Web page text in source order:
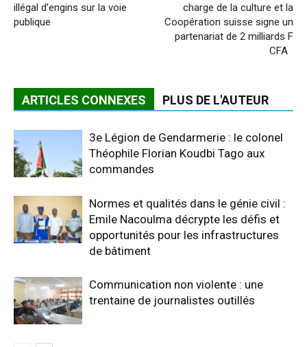
illégal d’engins sur la voie
publique
charge de la culture et la
Coopération suisse signe un
partenariat de 2 milliards F
CFA
ARTICLES CONNEXES PLUS DE L'AUTEUR
3e Légion de Gendarmerie : le colonel
Théophile Florian Koudbi Tago aux
commandes
Normes et qualités dans le génie civil :
Emile Nacoulma décrypte les défis et
opportunités pour les infrastructures
de bâtiment
Communication non violente : une
trentaine de journalistes outillés